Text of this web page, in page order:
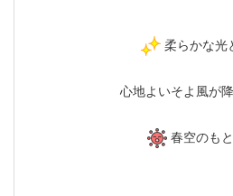
柔らかな光
心地よいそよ風が
春空のもと